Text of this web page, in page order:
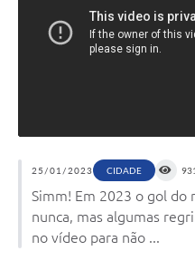
25/01/2023 CIDADE
Simm! Em 2023 o gol do
nunca, mas algumas
no vídeo para não ...